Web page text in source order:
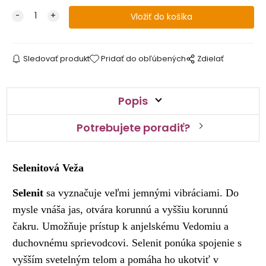
Sledovať produkt Pridať do obľúbených Zdielať
Popis
Potrebujete poradiť?
Selenitová Veža
Selenit sa vyznačuje veľmi jemnými vibráciami. Do
mysle vnáša jas, otvára korunnú a vyššiu korunnú
čakru. Umožňuje prístup k anjelskému Vedomiu a
duchovnému sprievodcovi. Selenit ponúka spojenie s
vyšším svetelným telom a pomáha ho ukotviť v